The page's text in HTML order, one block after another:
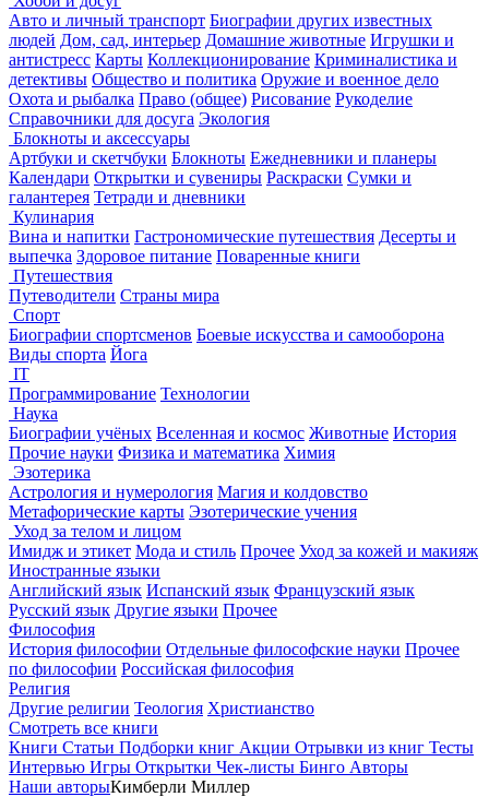
Авто и личный транспорт Биографии других известных
людей Дом, сад, интерьер Домашние животные Игрушки и
антистресс Карты Коллекционирование Криминалистика и
детективы Общество и политика Оружие и военное дело
Охота и рыбалка Право (общее) Рисование Рукоделие
Справочники для досуга Экология
Блокноты и аксессуары
Артбуки и скетчбуки Блокноты Ежедневники и планеры
Календари Открытки и сувениры Раскраски Сумки и
галантерея Тетради и дневники
Кулинария
Вина и напитки Гастрономические путешествия Десерты и
выпечка Здоровое питание Поваренные книги
Путешествия
Путеводители Страны мира
Спорт
Биографии спортсменов Боевые искусства и самооборона
Виды спорта Йога
IT
Программирование Технологии
Наука
Биографии учёных Вселенная и космос Животные История
Прочие науки Физика и математика Химия
Эзотерика
Астрология и нумерология Магия и колдовство
Метафорические карты Эзотерические учения
Уход за телом и лицом
Имидж и этикет Мода и стиль Прочее Уход за кожей и макияж
Иностранные языки
Английский язык Испанский язык Французский язык
Русский язык Другие языки Прочее
Философия
История философии Отдельные философские науки Прочее
по философии Российская философия
Религия
Другие религии Теология Христианство
Смотреть все книги
Книги Статьи Подборки книг Акции Отрывки из книг Тесты
Интервью Игры Открытки Чек-листы Бинго Авторы
Наши авторыКимберли Миллер